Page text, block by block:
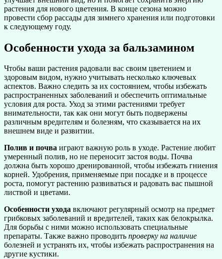
растения для нового цветения. В конце сезона можно
провести сбор рассады для зимнего хранения или подготовки
к следующему году.
Особенности ухода за бальзамином
Чтобы ваши растения радовали вас своим цветением и
здоровым видом, нужно учитывать несколько ключевых
аспектов. Важно следить за их состоянием, чтобы избежать
распространенных заболеваний и обеспечить оптимальные
условия для роста. Уход за этими растениями требует
внимательности, так как они могут быть подвержены
различным вредителям и болезням, что сказывается на их
внешнем виде и развитии.
Полив и почва играют важную роль в уходе. Растение любит
умеренный полив, но не переносит застоя воды. Почва
должна быть хорошо дренированной, чтобы избежать гниения
корней. Удобрения, применяемые при посадке и в процессе
роста, помогут растению развиваться и радовать вас пышной
листвой и цветами.
Особенности ухода включают регулярный осмотр на предмет
грибковых заболеваний и вредителей, таких как белокрылка.
Для борьбы с ними можно использовать специальные
препараты. Также важно проводить проверку на наличие
болезней и устранять их, чтобы избежать распространения на
другие кустики.